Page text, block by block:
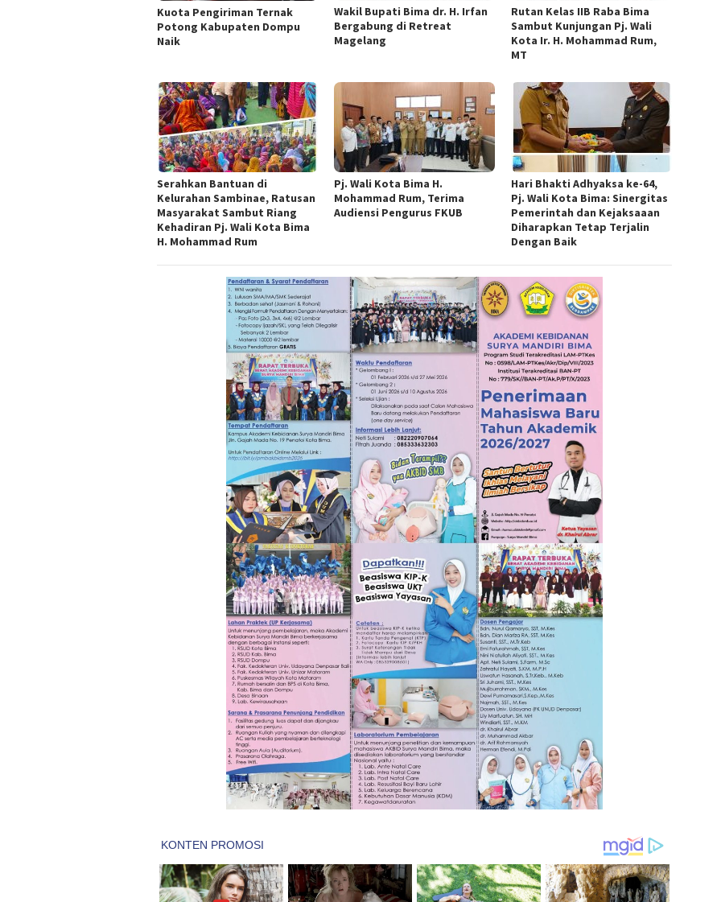
Kuota Pengiriman Ternak
Potong Kabupaten Dompu
Naik
Wakil Bupati Bima dr. H. Irfan
Bergabung di Retreat
Magelang
Rutan Kelas IIB Raba Bima
Sambut Kunjungan Pj. Wali
Kota Ir. H. Mohammad Rum,
MT
Serahkan Bantuan di
Kelurahan Sambinae, Ratusan
Masyarakat Sambut Riang
Kehadiran Pj. Wali Kota Bima
H. Mohammad Rum
Pj. Wali Kota Bima H.
Mohammad Rum, Terima
Audiensi Pengurus FKUB
Hari Bhakti Adhyaksa ke-64,
Pj. Wali Kota Bima: Sinergitas
Pemerintah dan Kejaksaaan
Diharapkan Tetap Terjalin
Dengan Baik